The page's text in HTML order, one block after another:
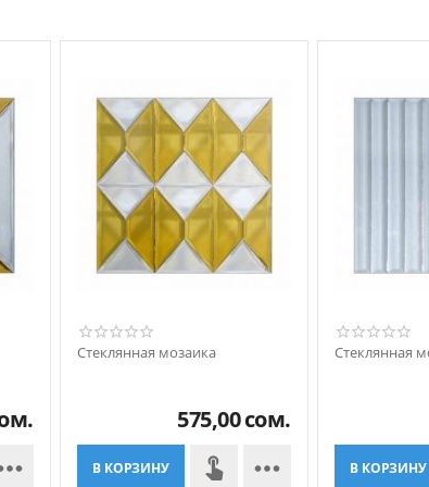
Стеклянная мозаика
575,00сом.
В КОРЗИНУ 
Стеклянная
В КОРЗИНУ